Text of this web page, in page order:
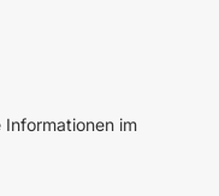
im